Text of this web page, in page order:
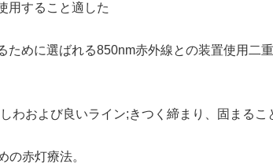
用すること適した
めに選ばれる850nm赤外線との装置使用二
わおよび良いライン;きつく締まり、固まるこ
の赤灯療法。